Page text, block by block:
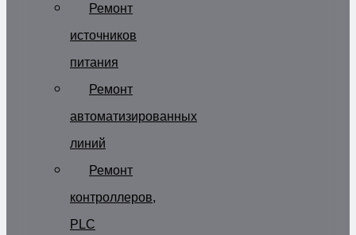
Ремонт
источников
питания
Ремонт
автоматизированных
линий
Ремонт
контроллеров,
PLC